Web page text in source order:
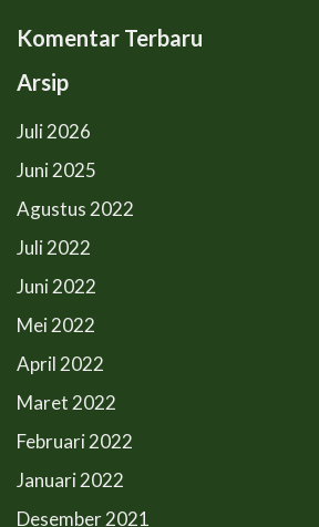
Komentar Terbaru
Arsip
Juli 2026
Juni 2025
Agustus 2022
Juli 2022
Juni 2022
Mei 2022
April 2022
Maret 2022
Februari 2022
Januari 2022
Desember 2021